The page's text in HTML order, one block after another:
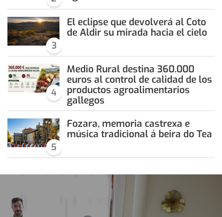
3
El eclipse que devolverá al Coto
de Aldir su mirada hacia el cielo
4
Medio Rural destina 360.000
euros al control de calidad de los
productos agroalimentarios
gallegos
5
Fozara, memoria castrexa e
música tradicional á beira do Tea